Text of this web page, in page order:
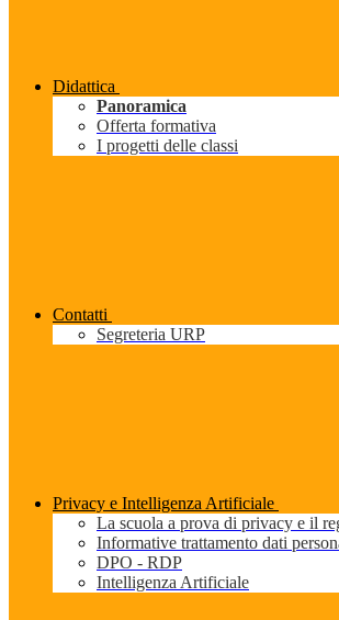
Didattica
Panoramica
Offerta formativa
I progetti delle classi
Contatti
Segreteria URP
Privacy e Intelligenza Artificiale
La scuola a prova di privacy e il
Informative trattamento dati
DPO - RDP
Intelligenza Artificiale